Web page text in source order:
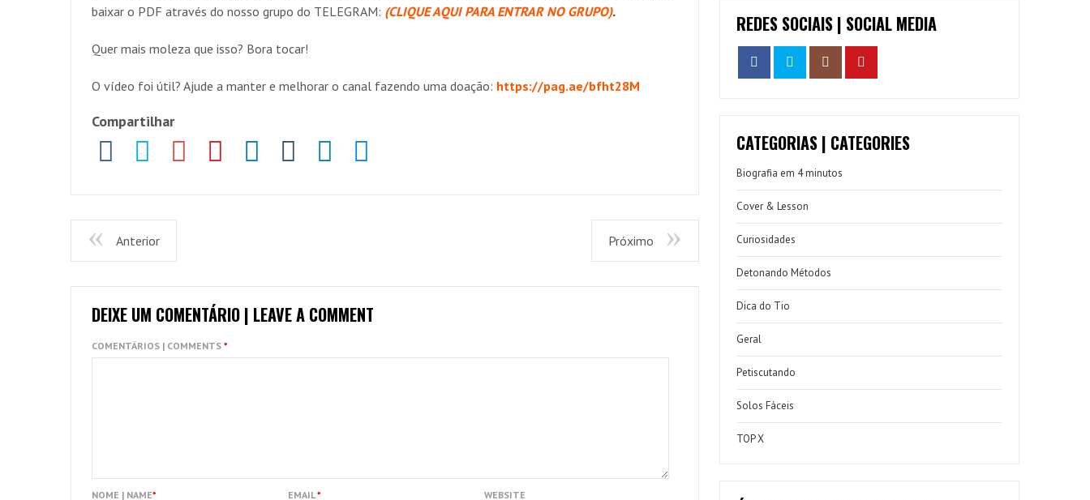
baixar o PDF através do nosso grupo do TELEGRAM: (CLIQUE AQUI PARA ENTRAR NO GRUPO).
Quer mais moleza que isso? Bora tocar!
O vídeo foi útil? Ajude a manter e melhorar o canal fazendo uma doação: https://pag.ae/bfht28M
Compartilhar
Anterior Próximo
DEIXE UM COMENTÁRIO | LEAVE A COMMENT
COMENTÁRIOS | COMMENTS *
NOME | NAME* EMAIL* WEBSITE
REDES SOCIAIS | SOCIAL MEDIA
CATEGORIAS | CATEGORIES
Biografia em 4 minutos
Cover & Lesson
Curiosidades
Detonando Métodos
Dica do Tio
Geral
Petiscutando
Solos Fáceis
TOP X